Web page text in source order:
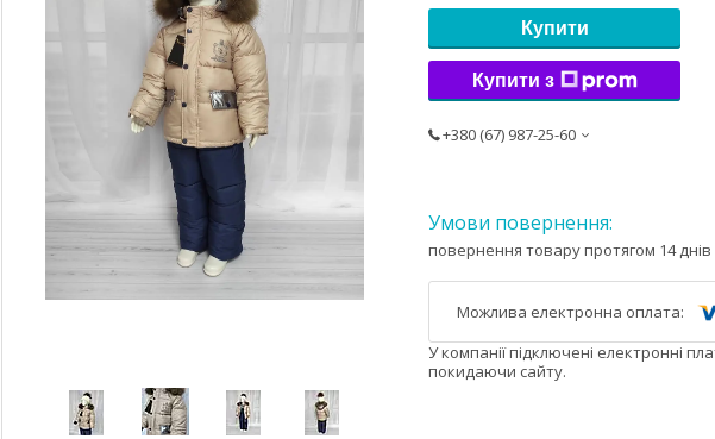
Купити
Купити з
+380 (67) 987-25-60
повернення товару протягом 14 днів
У компанії підключені електронні
покидаючи сайту.